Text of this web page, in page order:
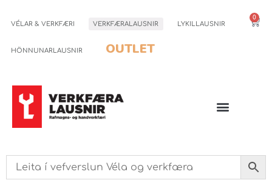
VÉLAR & VERKFÆRI VERKFÆRALAUSNIR LYKILLAUSNIR
HÖNNUNARLAUSNIR OUTLET
0